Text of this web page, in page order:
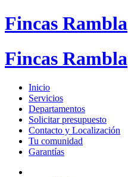
Fincas Rambla
Fincas Rambla
Inicio
Servicios
Departamentos
Solicitar presupuesto
Contacto y Localización
Tu comunidad
Garantías